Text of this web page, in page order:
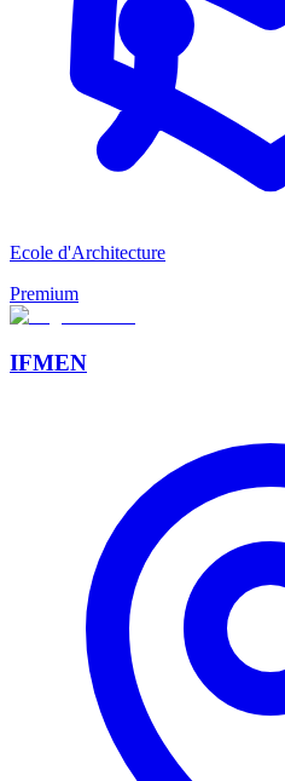
Ecole d'Architecture
Premium
IFMEN